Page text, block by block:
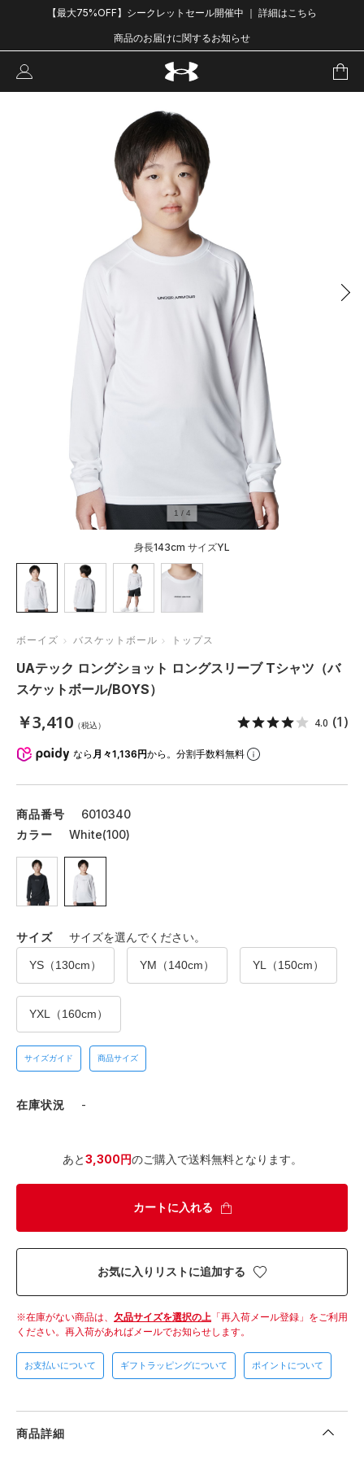
【最大75%OFF】シークレットセール開催中 ｜ 詳細はこちら
商品のお届けに関するお知らせ
1 / 4
身長143cm サイズYL
ボーイズ バスケットボール トップス
UAテック ロングショット ロングスリーブ Tシャツ（バ
スケットボール/BOYS）
￥3,410 （税込） 4.0 (1)
なら 月々1,136円から。分割手数料無料
商品番号
6010340
カラー
White(100)
サイズ サイズを選んでください。
YS（130cm） YM（140cm） YL（150cm）
YXL（160cm）
サイズガイド 商品サイズ
在庫状況 -
あと3,300円のご購入で送料無料となります。
カートに入れる
お気に入りリストに追加する
在庫がない商品は、 欠品サイズを選択の上 「再入荷メール登録」をご利用
ください。 再入荷があればメールでお知らせします。
お支払いについて ギフトラッピングについて ポイントについて
商品詳細